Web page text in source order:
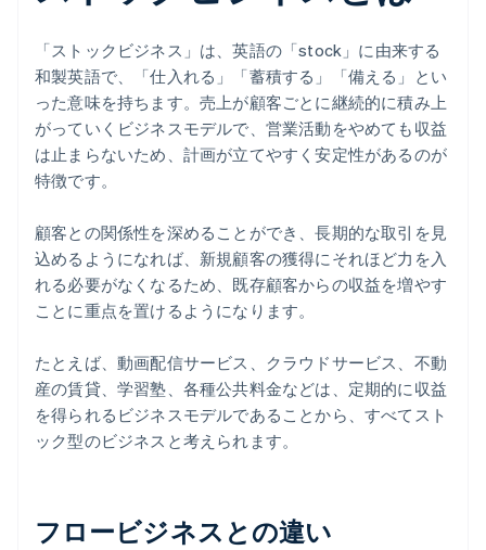
「ストックビジネス」は、英語の「stock」に由来する
和製英語で、「仕入れる」「蓄積する」「備える」とい
った意味を持ちます。売上が顧客ごとに継続的に積み上
がっていくビジネスモデルで、営業活動をやめても収益
は止まらないため、計画が立てやすく安定性があるのが
特徴です。
顧客との関係性を深めることができ、長期的な取引を見
込めるようになれば、新規顧客の獲得にそれほど力を入
れる必要がなくなるため、既存顧客からの収益を増やす
ことに重点を置けるようになります。
たとえば、動画配信サービス、クラウドサービス、不動
産の賃貸、学習塾、各種公共料金などは、定期的に収益
を得られるビジネスモデルであることから、すべてスト
ック型のビジネスと考えられます。
フロービジネスとの違い